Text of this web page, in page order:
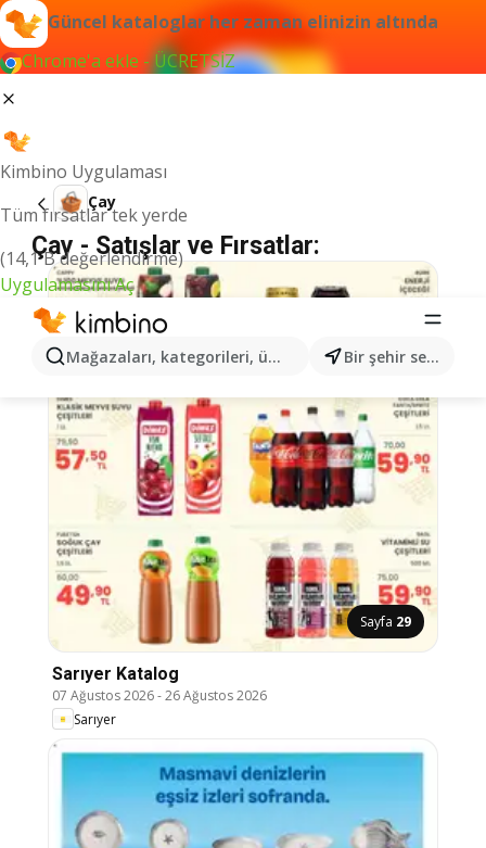
Güncel kataloglar her zaman elinizin altında
Chrome'a ekle - ÜCRETSİZ
Kimbino Uygulaması
Tüm fırsatlar tek yerde
(14,1 B değerlendirme)
Uygulamasını Aç
Mağazaları, kategorileri, ürünleri arayın... Bir şehir seçin
Çay
Çay - Satışlar ve Fırsatlar:
Sayfa 29
Sarıyer Katalog
07 Ağustos 2026-26 Ağustos 2026
Sarıyer